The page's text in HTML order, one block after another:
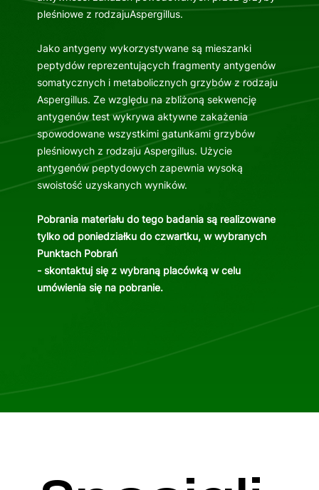
pleśniowe z rodzajuAspergillus.
Jako antygeny wykorzystywane są mieszanki
peptydów reprezentujących fragmenty antygenów
somatycznych i metabolicznych grzybów z rodzaju
Aspergillus. Ze względu na zbliżoną sekwencję
antygenów test wykrywa aktywne zakażenia
spowodowane wszystkimi gatunkami grzybów
pleśniowych z rodzaju Aspergillus. Użycie
antygenów peptydowych zapewnia wysoką
swoistość uzyskanych wyników.
Pobrania materiału do tego badania są realizowane
tylko od poniedziałku do czwartku, w wybranych
Punktach Pobrań
- skontaktuj się z wybraną placówką w celu
umówienia się na pobranie.